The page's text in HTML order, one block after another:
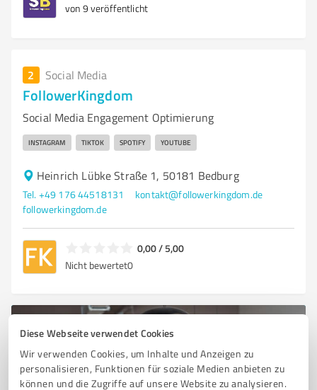
Diese Webseite verwendet Cookies
Wir verwenden Cookies, um Inhalte und Anzeigen zu
personalisieren, Funktionen für soziale Medien anbieten zu
können und die Zugriffe auf unsere Website zu analysieren.
von 9 veröffentlicht
2 Social Media
FollowerKingdom
Social Media Engagement Optimierung
INSTAGRAM TIKTOK SPOTIFY YOUTUBE
Heinrich Lübke Straße 1, 50181 Bedburg
Tel. +49 176 44518131
kontakt@followerkingdom.de
followerkingdom.de
0,00 / 5,00
Nicht bewertet0